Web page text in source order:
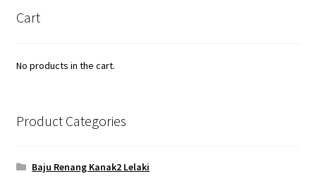
Cart
No products in the cart.
Product Categories
Baju Renang Kanak2 Lelaki